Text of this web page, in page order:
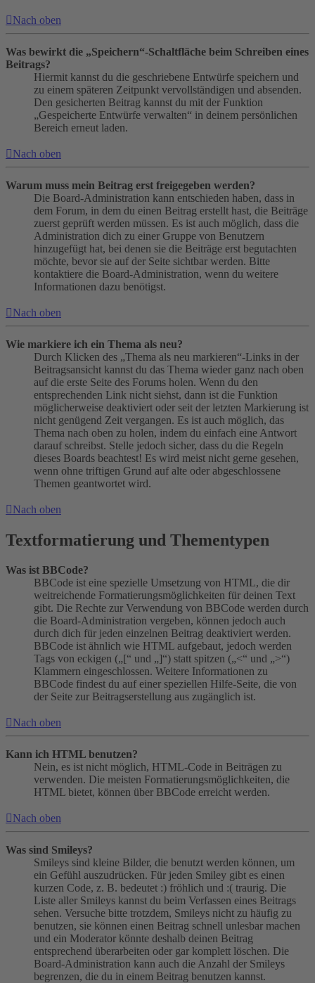
Nach oben
Was bewirkt die „Speichern“-Schaltfläche beim Schreiben eines
Beitrags?
Hiermit kannst du die geschriebene Entwürfe speichern und
zu einem späteren Zeitpunkt vervollständigen und absenden.
Den gesicherten Beitrag kannst du mit der Funktion
„Gespeicherte Entwürfe verwalten“ in deinem persönlichen
Bereich erneut laden.
Nach oben
Warum muss mein Beitrag erst freigegeben werden?
Die Board-Administration kann entschieden haben, dass in
dem Forum, in dem du einen Beitrag erstellt hast, die Beiträge
zuerst geprüft werden müssen. Es ist auch möglich, dass die
Administration dich zu einer Gruppe von Benutzern
hinzugefügt hat, bei denen sie die Beiträge erst begutachten
möchte, bevor sie auf der Seite sichtbar werden. Bitte
kontaktiere die Board-Administration, wenn du weitere
Informationen dazu benötigst.
Nach oben
Wie markiere ich ein Thema als neu?
Durch Klicken des „Thema als neu markieren“-Links in der
Beitragsansicht kannst du das Thema wieder ganz nach oben
auf die erste Seite des Forums holen. Wenn du den
entsprechenden Link nicht siehst, dann ist die Funktion
möglicherweise deaktiviert oder seit der letzten Markierung ist
nicht genügend Zeit vergangen. Es ist auch möglich, das
Thema nach oben zu holen, indem du einfach eine Antwort
darauf schreibst. Stelle jedoch sicher, dass du die Regeln
dieses Boards beachtest! Es wird meist nicht gerne gesehen,
wenn ohne triftigen Grund auf alte oder abgeschlossene
Themen geantwortet wird.
Nach oben
Textformatierung und Thementypen
Was ist BBCode?
BBCode ist eine spezielle Umsetzung von HTML, die dir
weitreichende Formatierungsmöglichkeiten für deinen Text
gibt. Die Rechte zur Verwendung von BBCode werden durch
die Board-Administration vergeben, können jedoch auch
durch dich für jeden einzelnen Beitrag deaktiviert werden.
BBCode ist ähnlich wie HTML aufgebaut, jedoch werden
Tags von eckigen („[“ und „]“) statt spitzen („<“ und „>“)
Klammern eingeschlossen. Weitere Informationen zu
BBCode findest du auf einer speziellen Hilfe-Seite, die von
der Seite zur Beitragserstellung aus zugänglich ist.
Nach oben
Kann ich HTML benutzen?
Nein, es ist nicht möglich, HTML-Code in Beiträgen zu
verwenden. Die meisten Formatierungsmöglichkeiten, die
HTML bietet, können über BBCode erreicht werden.
Nach oben
Was sind Smileys?
Smileys sind kleine Bilder, die benutzt werden können, um
ein Gefühl auszudrücken. Für jeden Smiley gibt es einen
kurzen Code, z. B. bedeutet :) fröhlich und :( traurig. Die
Liste aller Smileys kannst du beim Verfassen eines Beitrags
sehen. Versuche bitte trotzdem, Smileys nicht zu häufig zu
benutzen, sie können einen Beitrag schnell unlesbar machen
und ein Moderator könnte deshalb deinen Beitrag
entsprechend überarbeiten oder gar komplett löschen. Die
Board-Administration kann auch die Anzahl der Smileys
begrenzen, die du in einem Beitrag benutzen kannst.